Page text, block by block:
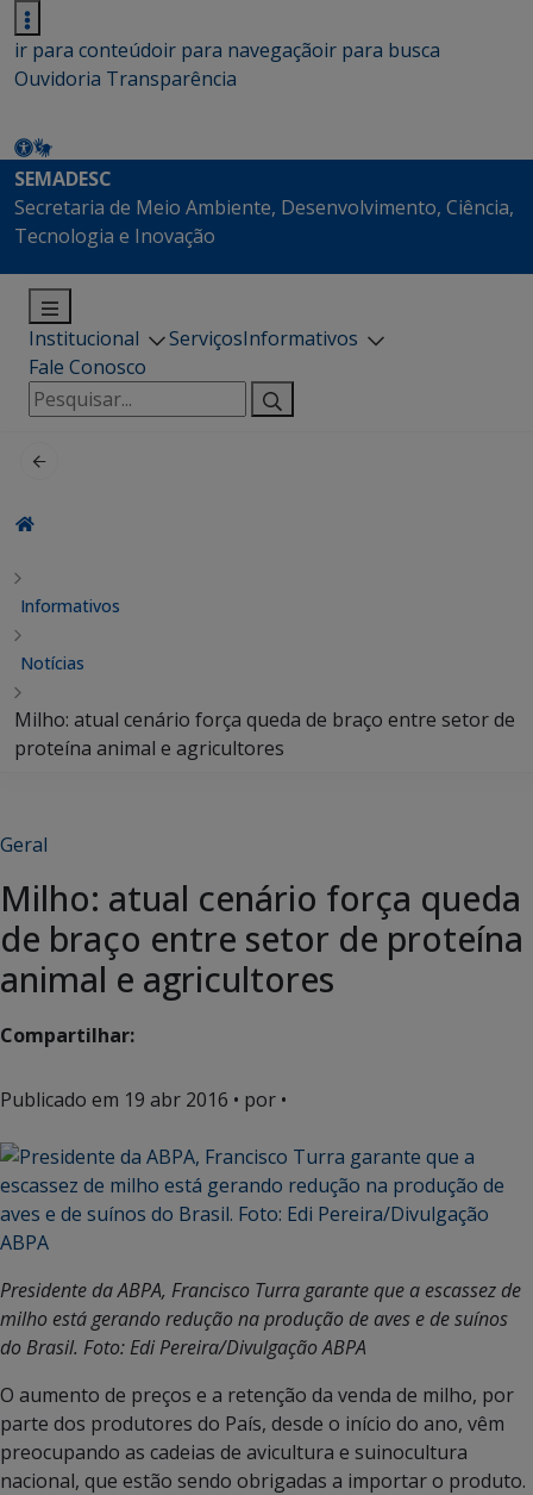
ir para conteúdoir para navegaçãoir para busca
Ouvidoria Transparência
SEMADESC
Secretaria de Meio Ambiente, Desenvolvimento, Ciência,
Tecnologia e Inovação
Institucional ServiçosInformativos
Fale Conosco
Pesquisar
por:
Informativos
Notícias
Milho: atual cenário força queda de braço entre setor de
proteína animal e agricultores
Geral
Milho: atual cenário força queda
de braço entre setor de proteína
animal e agricultores
Compartilhar:
Publicado em 19 abr 2016 • por •
Presidente da ABPA, Francisco Turra garante que a escassez de
milho está gerando redução na produção de aves e de suínos
do Brasil. Foto: Edi Pereira/Divulgação ABPA
O aumento de preços e a retenção da venda de milho, por
parte dos produtores do País, desde o início do ano, vêm
preocupando as cadeias de avicultura e suinocultura
nacional, que estão sendo obrigadas a importar o produto.